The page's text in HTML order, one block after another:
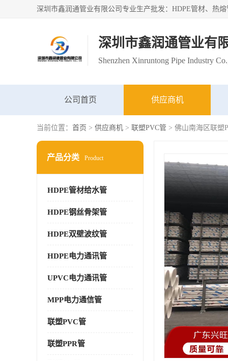
深圳市鑫润通管业有
Shenzhen Xinruntong Pipe Industry
公司首页 供应商机
当前位置： 首页 > 供应商机 > 联塑PVC管 > 佛山南海区联塑
产品分类 Product
HDPE管材给水管
HDPE钢丝骨架管
HDPE双壁波纹管
HDPE电力通讯管
UPVC电力通讯管
MPP电力通信管
联塑PVC管
联塑PPR管